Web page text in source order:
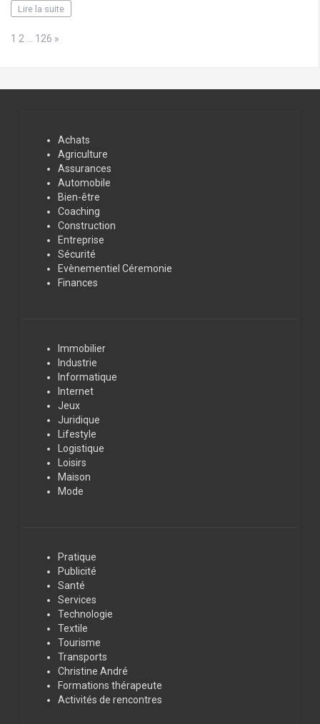
Lire la suite
Page:
1 2 … 126 Next
»
Achats
Agriculture
Assurances
Automobile
Bien-être
Coaching
Construction
Entreprise
Sécurité
Evènementiel Céremonie
Finances
Immobilier
Industrie
Informatique
Internet
Jeux
Juridique
Lifestyle
Logistique
Loisirs
Maison
Mode
Pratique
Publicité
Santé
Services
Technologie
Textile
Tourisme
Transports
Christine André
Formations thérapeute
Activités de rencontres